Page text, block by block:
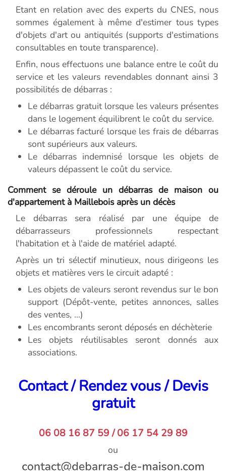
Etant en relation avec des experts du CNES, nous
sommes également à même d'estimer tous types
d'objets d'art ou antiquités (supports d'estimations
consultables en toute transparence).
Enfin, nous effectuons une balance entre le coût du
service et les valeurs revendables donnant ainsi 3
possibilités de débarras :
Le débarras gratuit lorsque les valeurs présentes
dans le logement équilibrent le coût du service.
Le débarras facturé lorsque les frais de débarras
sont supérieurs aux valeurs.
Le débarras indemnisé lorsque les objets de
valeurs dépassent le coût du service.
Comment se déroule un débarras de maison ou
d'appartement à Maillebois après un décès
Le débarras sera réalisé par une équipe de
débarrasseurs professionnels respectant
l'habitation et à l'aide de matériel adapté.
Après un tri sélectif minutieux, nous dirigeons les
objets et matières vers le circuit adapté :
Les objets de valeurs seront revendus sur le bon
support (Dépôt-vente, petites annonces, salles
des ventes, ...)
Les encombrants seront déposés en déchèterie
Les objets réutilisables seront donnés aux
associations.
Contact / Rendez vous / Devis
gratuit
06 08 16 87 59 / 06 17 54 29 89
ou